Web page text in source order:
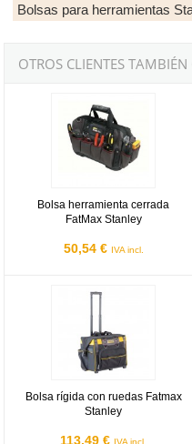
Bolsas para herramientas
OTROS CLIENTES
Bolsa herramienta cerrada
FatMax Stanley
50,54 € IVA incl.
Bolsa rígida con ruedas Fatmax
Stanley
113,49 € IVA incl.